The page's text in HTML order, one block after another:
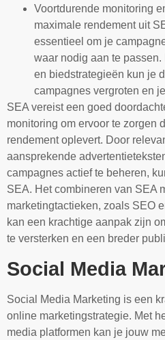
Voortdurende monitoring
maximale rendement uit
essentieel om je
waar nodig aan te
en biedstrategieën kun je
campagnes vergroten en
SEA vereist een goed
monitoring om ervoor te zorgen
rendement oplevert. Door
aansprekende
campagnes actief te beheren,
SEA. Het combineren van SEA
marketingtactieken, zoals SEO
kan een krachtige aanpak zijn
te versterken en een breder
Social Media
Social Media Marketing is een
online marketingstrategie. Met
media platformen kan je jouw